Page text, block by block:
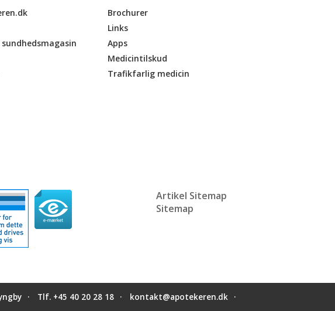
Brochurer
Links
Apps
Medicintilskud
Trafikfarlig medicin
Artikel Sitemap
Sitemap
Tlf. +45 40 20 28 18
kontakt@apotekeren.dk